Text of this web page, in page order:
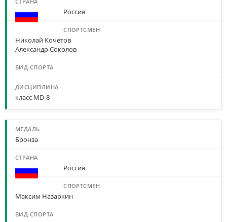
Россия
Николай Кочетов
Александр Соколов
класс MD-8
Бронза
Россия
Максим Назаркин